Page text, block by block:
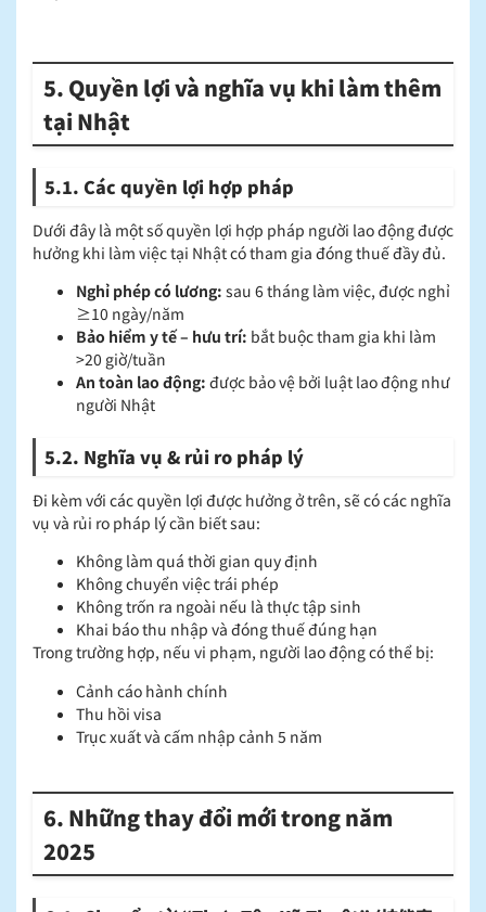
5. Quyền lợi và nghĩa vụ khi làm thêm
tại Nhật
5.1. Các quyền lợi hợp pháp
Dưới đây là một số quyền lợi hợp pháp người lao động được
hưởng khi làm việc tại Nhật có tham gia đóng thuế đầy đủ.
Nghỉ phép có lương: sau 6 tháng làm việc, được nghỉ
≥10 ngày/năm
Bảo hiểm y tế – hưu trí: bắt buộc tham gia khi làm
>20 giờ/tuần
An toàn lao động: được bảo vệ bởi luật lao động như
người Nhật
5.2. Nghĩa vụ & rủi ro pháp lý
Đi kèm với các quyền lợi được hưởng ở trên, sẽ có các nghĩa
vụ và rủi ro pháp lý cần biết sau:
Không làm quá thời gian quy định
Không chuyển việc trái phép
Không trốn ra ngoài nếu là thực tập sinh
Khai báo thu nhập và đóng thuế đúng hạn
Trong trường hợp, nếu vi phạm, người lao động có thể bị:
Cảnh cáo hành chính
Thu hồi visa
Trục xuất và cấm nhập cảnh 5 năm
6. Những thay đổi mới trong năm
2025